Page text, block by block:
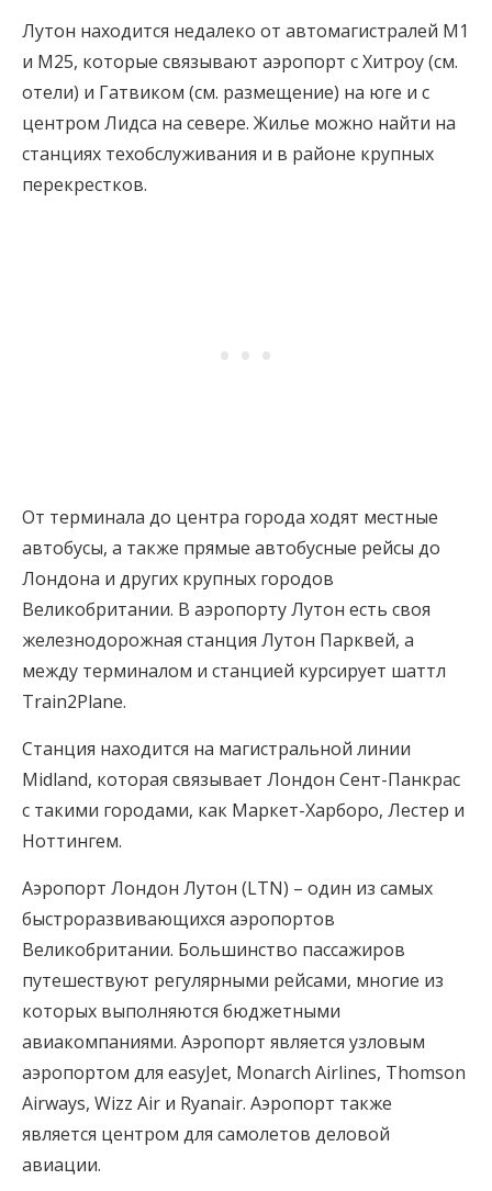
Лутон находится недалеко от автомагистралей M1
и M25, которые связывают аэропорт с Хитроу (см.
отели) и Гатвиком (см. размещение) на юге и с
центром Лидса на севере. Жилье можно найти на
станциях техобслуживания и в районе крупных
перекрестков.
От терминала до центра города ходят местные
автобусы, а также прямые автобусные рейсы до
Лондона и других крупных городов
Великобритании. В аэропорту Лутон есть своя
железнодорожная станция Лутон Парквей, а
между терминалом и станцией курсирует шаттл
Train2Plane.
Станция находится на магистральной линии
Midland, которая связывает Лондон Сент-Панкрас
с такими городами, как Маркет-Харборо, Лестер и
Ноттингем.
Аэропорт Лондон Лутон (LTN) – один из самых
быстроразвивающихся аэропортов
Великобритании. Большинство пассажиров
путешествуют регулярными рейсами, многие из
которых выполняются бюджетными
авиакомпаниями. Аэропорт является узловым
аэропортом для easyJet, Monarch Airlines, Thomson
Airways, Wizz Air и Ryanair. Аэропорт также
является центром для самолетов деловой
авиации.